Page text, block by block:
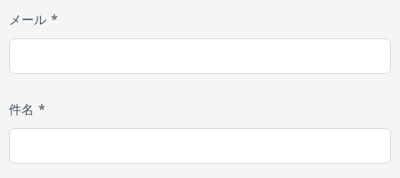
メール *
件名 *